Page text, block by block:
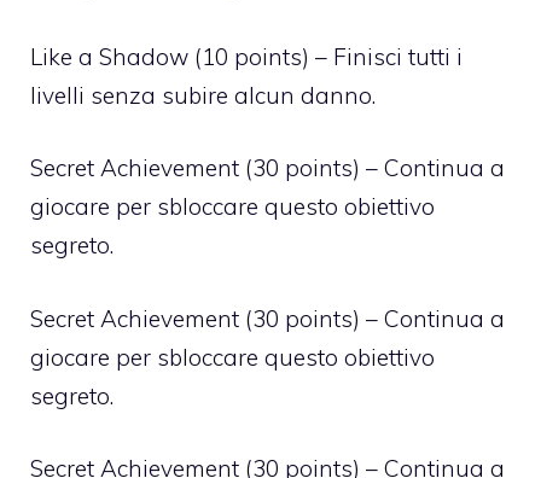
Like a Shadow (10 points) – Finisci tutti i
livelli senza subire alcun danno.
Secret Achievement (30 points) – Continua a
giocare per sbloccare questo obiettivo
segreto.
Secret Achievement (30 points) – Continua a
giocare per sbloccare questo obiettivo
segreto.
Secret Achievement (30 points) – Continua a